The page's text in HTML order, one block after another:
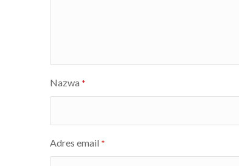
Nazwa *
Adres email *